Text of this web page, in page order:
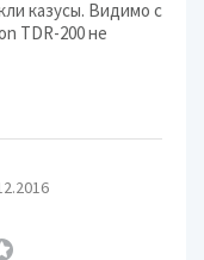
казусы. Видимо с
TDR-200 не